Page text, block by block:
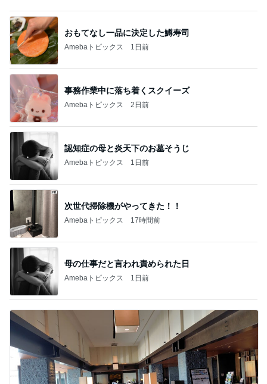
おもてなし一品に決定した鱒寿司
Amebaトピックス 1日前
事務作業中に落ち着くスクイーズ
Amebaトピックス 2日前
認知症の母と炎天下のお墓そうじ
Amebaトピックス 1日前
次世代掃除機がやってきた！！
Amebaトピックス 17時間前
母の仕事だと言われ責められた日
Amebaトピックス 1日前